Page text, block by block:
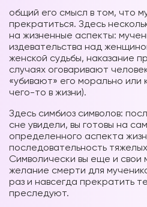
общий его смысл в том, что
прекратиться. Здесь
на жизненные аспекты:
издевательства над
женской судьбы, наказание
случаях оговаривают
«убивают» его морально
чего-то в жизни).
Здесь симбиоз символов:
сне увидели, вы готовы на
определенного аспекта
последовательность
Символически вы еще и свои
желание смерти для
раз и навсегда прекратить
преследуют.